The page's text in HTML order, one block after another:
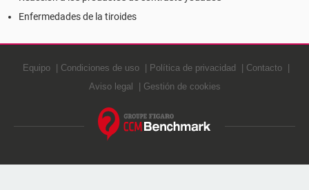
Enfermedades de la tiroides
Equipo Condiciones de uso Política de privacidad
Contacto
Aviso legal
Gestión de cookies